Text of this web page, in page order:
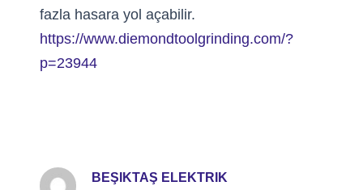
fazla hasara yol açabilir.
https://www.diemondtoolgrinding.com/?
p=23944
BEŞIKTAŞ ELEKTRIK